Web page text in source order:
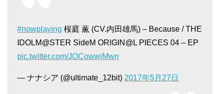
#nowplaying 桜庭 薫 (CV.内田雄馬) – Because / THE
IDOLM@STER SideM ORIGIN@L PIECES 04 – EP
pic.twitter.com/JOCowwjMwn
— ナナシア (@ultimate_12bit) 2017年5月27日